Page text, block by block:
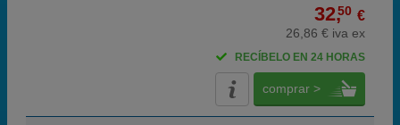
32,50 €
26,86 € iva ex
RECÍBELO EN 24 HORAS
comprar >